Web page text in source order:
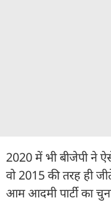
2020 में भी बीजेपी ने
वो 2015 की तरह ही
आम आदमी पार्टी का